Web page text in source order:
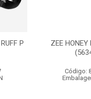
P
ZEE HONEY
Código: